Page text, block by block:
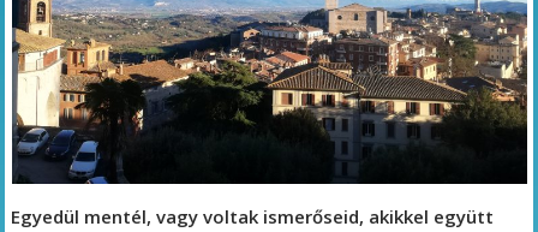
Egyedül mentél, vagy voltak ismerőseid, akikkel együtt